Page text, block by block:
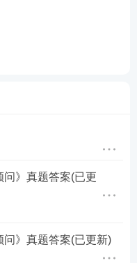
想知道证券从业合
总
时间及入口
懂制定学习计划？无
学习，233网校证券
》真题答案(已更
》真题答案(已更新)